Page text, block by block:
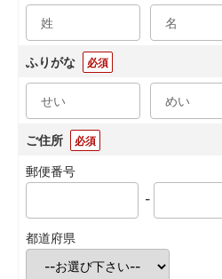
ふりがな 必須
ご住所 必須
郵便番号
-
都道府県